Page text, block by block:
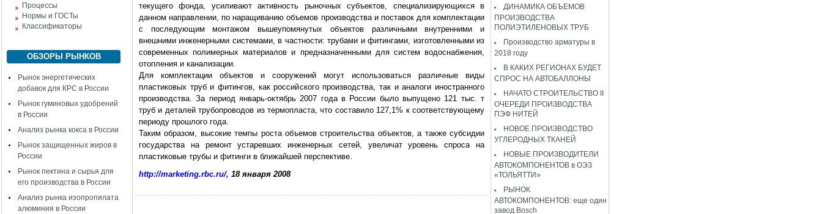
Процессы
Нормы и ГОСТы
Классификаторы
ОБЗОРЫ РЫНКОВ
Рынок энергетических
добавок для КРС в России
Рынок гуминовых удобрений
в России
Анализ рынка кокса в России
Рынок защищенных жиров в
России
Рынок пектина и сырья для
его производства в России
Анализ рынка изопропилата
алюминия в России
текущего фонда, усиливают активность рыночных субъектов, специализирующихся в
данном направлении, по наращиванию объемов производства и поставок для комплектации
с последующим монтажом вышеупомянутых объектов различными внутренними и
внешними инженерными системами, в частности: трубами и фитингами, изготовленными из
современных полимерных материалов и предназначенными для систем водоснабжения,
отопления и канализации.
Для комплектации объектов и сооружений могут использоваться различные виды
пластиковых труб и фитингов, как российского производства, так и аналоги иностранного
производства. За период январь-октябрь 2007 года в России было выпущено 121 тыс. т
труб и деталей трубопроводов из термопласта, что составило 127,1% к соответствующему
периоду прошлого года.
Таким образом, высокие темпы роста объемов строительства объектов, а также субсидии
государства на ремонт устаревших инженерных сетей, увеличат уровень спроса на
пластиковые трубы и фитинги в ближайшей перспективе.
http://marketing.rbc.ru/, 18 января 2008
ДИНАМИКА ОБЪЕМОВ
ПРОИЗВОДСТВА
ПОЛИЭТИЛЕНОВЫХ ТРУБ
Производство арматуры в
2018 году
В КАКИХ РЕГИОНАХ БУДЕТ
СПРОС НА АВТОБАЛЛОНЫ
НАЧАТО СТРОИТЕЛЬСТВО II
ОЧЕРЕДИ ПРОИЗВОДСТВА
ПЭФ НИТЕЙ
НОВОЕ ПРОИЗВОДСТВО
УГЛЕРОДНЫХ ТКАНЕЙ
НОВЫЕ ПРОИЗВОДИТЕЛИ
АВТОКОМПОНЕНТОВ в ОЭЗ
«ТОЛЬЯТТИ»
РЫНОК
АВТОКОМПОНЕНТОВ: еще один
завод Bosch